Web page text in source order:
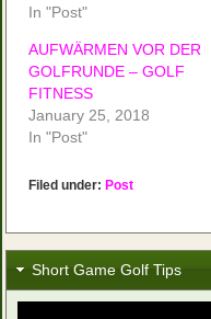
In "Post"
AUFWÄRMEN VOR DER
GOLFRUNDE – GOLF
FITNESS
January 25, 2018
In "Post"
Filed under: Post
Short Game Golf Tips